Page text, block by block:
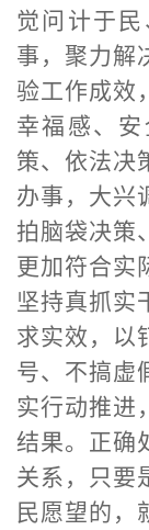
觉问计于
事，聚力解
验工作成效
幸福感、
策、依法决
办事，大兴
拍脑袋决策
更加符合实
坚持真抓实
求实效，以
号、不搞虚
实行动推进
结果。正确
关系，只要
民愿望的，